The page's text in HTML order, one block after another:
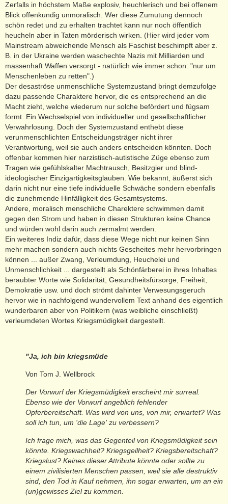
Zerfalls in höchstem Maße explosiv, heuchlerisch und bei offenem
Blick offenkundig unmoralisch. Wer diese Zumutung dennoch
schön redet und zu erhalten trachtet kann nur noch öffentlich
heucheln aber in Taten mörderisch wirken. (Hier wird jeder vom
Mainstream abweichende Mensch als Faschist beschimpft aber z.
B. in der Ukraine werden waschechte Nazis mit Milliarden und
massenhaft Waffen versorgt - natürlich wie immer schon: "nur um
Menschenleben zu retten".)
Der desaströse unmenschliche Systemzustand bringt demzufolge
dazu passende Charaktere hervor, die es entsprechend an die
Macht zieht, welche wiederum nur solche befördert und fügsam
formt. Ein Wechselspiel von individueller und gesellschaftlicher
Verwahrlosung. Doch der Systemzustand enthebt diese
verunmenschlichten Entscheidungsträger nicht ihrer
Verantwortung, weil sie auch anders entscheiden könnten. Doch
offenbar kommen hier narzistisch-autistische Züge ebenso zum
Tragen wie gefühlskalter Machtrausch, Besitzgier und blind-
ideologischer Einzigartigkeitsglauben. Wie bekannt, äußerst sich
darin nicht nur eine tiefe individuelle Schwäche sondern ebenfalls
die zunehmende Hinfälligkeit des Gesamtsystems.
Andere, moralisch menschliche Charektere schwimmen damit
gegen den Strom und haben in diesen Strukturen keine Chance
und würden wohl darin auch zermalmt werden.
Ein weiteres Indiz dafür, dass diese Wege nicht nur keinen Sinn
mehr machen sondern auch nichts Gescheites mehr hervorbringen
können ... außer Zwang, Verleumdung, Heuchelei und
Unmenschlichkeit ... dargestellt als Schönfärberei in ihres Inhaltes
beraubter Worte wie Solidarität, Gesundheitsfürsorge, Freiheit,
Demokratie usw. und doch strömt dahinter Verwesungsgeruch
hervor wie in nachfolgend wundervollem Text anhand des eigentlich
wunderbaren aber von Politikern (was weibliche einschließt)
verleumdeten Wortes Kriegsmüdigkeit dargestellt.
"Ja, ich bin kriegsmüde
Von Tom J. Wellbrock
Der Vorwurf der Kriegsmüdigkeit erscheint mir surreal.
Ebenso wie der Vorwurf angeblich fehlender
Opferbereitschaft. Was wird von uns, von mir, erwartet? Was
soll ich tun, um 'die Lage' zu verbessern?
Ich frage mich, was das Gegenteil von Kriegsmüdigkeit sein
könnte. Kriegswachheit? Kriegsgeilheit? Kriegsbereitschaft?
Kriegslust? Keines dieser Attribute könnte oder sollte zu
einem zivilisierten Menschen passen, weil sie alle destruktiv
sind, den Tod in Kauf nehmen, ihn sogar erwarten, um an ein
(un)gewisses Ziel zu kommen.